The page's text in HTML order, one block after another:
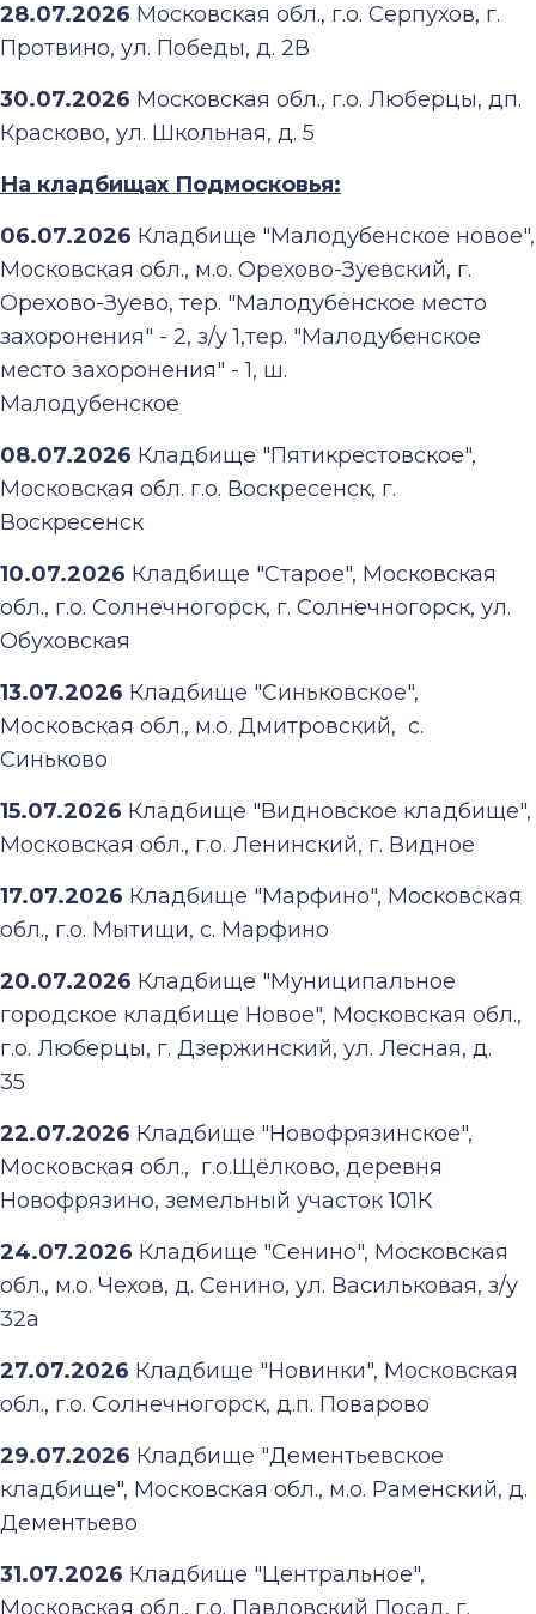
28.07.2026 Московская обл., г.о. Серпухов, г.
Протвино, ул. Победы, д. 2В
30.07.2026 Московская обл., г.о. Люберцы, дп.
Красково, ул. Школьная, д. 5
На кладбищах Подмосковья:
06.07.2026 Кладбище "Малодубенское новое",
Московская обл., м.о. Орехово-Зуевский, г.
Орехово-Зуево, тер. "Малодубенское место
захоронения" - 2, з/у 1,тер. "Малодубенское
место захоронения" - 1, ш.
Малодубенское
08.07.2026 Кладбище "Пятикрестовское",
Московская обл. г.о. Воскресенск, г.
Воскресенск
10.07.2026 Кладбище "Старое", Московская
обл., г.о. Солнечногорск, г. Солнечногорск, ул.
Обуховская
13.07.2026 Кладбище "Синьковское",
Московская обл., м.о. Дмитровский, с.
Синьково
15.07.2026 Кладбище "Видновское кладбище",
Московская обл., г.о. Ленинский, г. Видное
17.07.2026 Кладбище "Марфино", Московская
обл., г.о. Мытищи, с. Марфино
20.07.2026 Кладбище "Муниципальное
городское кладбище Новое", Московская обл.,
г.о. Люберцы, г. Дзержинский, ул. Лесная, д.
35
22.07.2026 Кладбище "Новофрязинское",
Московская обл., г.о.Щёлково, деревня
Новофрязино, земельный участок 101К
24.07.2026 Кладбище "Сенино", Московская
обл., м.о. Чехов, д. Сенино, ул. Васильковая, з/у
32а
27.07.2026 Кладбище "Новинки", Московская
обл., г.о. Солнечногорск, д.п. Поварово
29.07.2026 Кладбище "Дементьевское
кладбище", Московская обл., м.о. Раменский, д.
Дементьево
31.07.2026 Кладбище "Центральное",
Московская обл., г.о. Павловский Посад, г.